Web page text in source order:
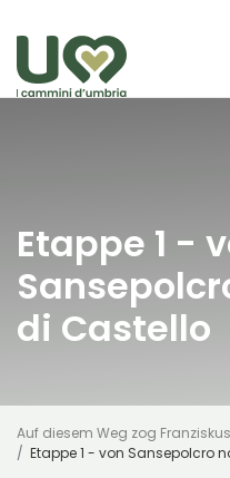
Etappe 1 -
di Castello
Auf diesem Weg zog
Etappe 1 - von Sansepolcro